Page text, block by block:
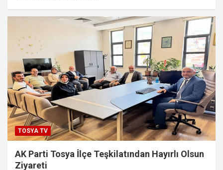
TOSYA TV
AK Parti Tosya İlçe Teşkilatından Hayırlı Olsun
Ziyareti